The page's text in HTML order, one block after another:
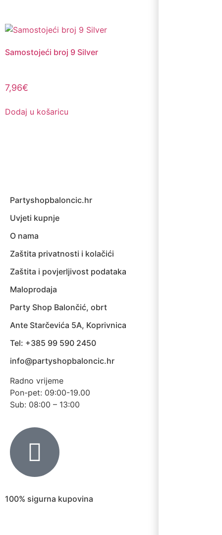
Samostojeći broj 9 Silver
7,96€
Dodaj u košaricu
Partyshopbaloncic.hr
Uvjeti kupnje
O nama
Zaštita privatnosti i kolačići
Zaštita i povjerljivost podataka
Maloprodaja
Party Shop Balončić, obrt
Ante Starčevića 5A, Koprivnica
Tel: +385 99 590 2450
info@partyshopbaloncic.hr
Radno vrijeme
Pon-pet: 09:00-19.00
Sub: 08:00 – 13:00
100% sigurna kupovina